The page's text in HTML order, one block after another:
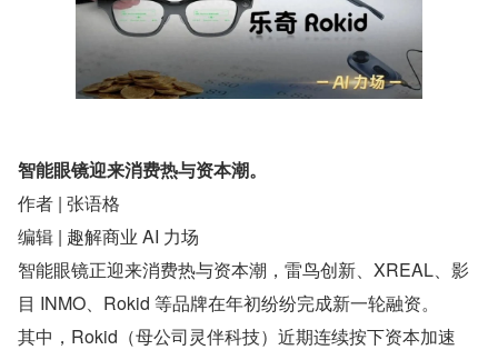
智能眼镜迎来消费热与资本潮。
作者 | 张语格
编辑 | 趣解商业 AI 力场
智能眼镜正迎来消费热与资本潮，雷鸟创新、XREAL、影
目 INMO、Rokid 等品牌在年初纷纷完成新一轮融资。
其中，Rokid（母公司灵伴科技）近期连续按下资本加速